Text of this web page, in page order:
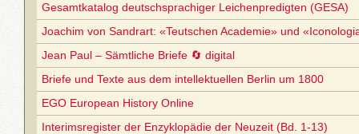
Gesamtkatalog deutschsprachiger Leichenpredigten (GESA)
Joachim von Sandrart: «Teutschen Academie» und
Jean Paul – Sämtliche Briefe 🔄 digital
Briefe und Texte aus dem intellektuellen Berlin um 1800
EGO European History Online
Interimsregister der Enzyklopädie der Neuzeit (Bd. 1-13)